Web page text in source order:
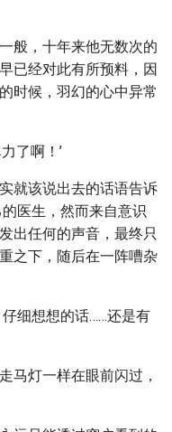
般，十年来他无数次的
已经对此有所预料，因
时候，羽幻的心中异常
了啊！’
就该说出去的话语告诉
医生，然而来自意识
出任何的声音，最终只
之下，随后在一阵嘈杂
细想想的话……还是有
马灯一样在眼前闪过，